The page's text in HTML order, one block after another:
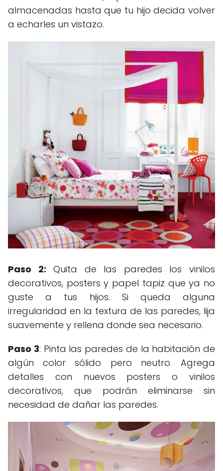
almacenadas hasta que tu hijo decida volver
a echarles un vistazo.
Paso 2: Quita de las paredes los vinilos
decorativos, posters y papel tapiz que ya no
guste a tus hijos. Si queda alguna
irregularidad en la textura de las paredes, lija
suavemente y rellena donde sea necesario.
Paso 3: Pinta las paredes de la habitación de
algún color sólido pero neutro. Agrega
detalles con nuevos posters o vinilos
decorativos, que podrán eliminarse sin
necesidad de dañar las paredes.